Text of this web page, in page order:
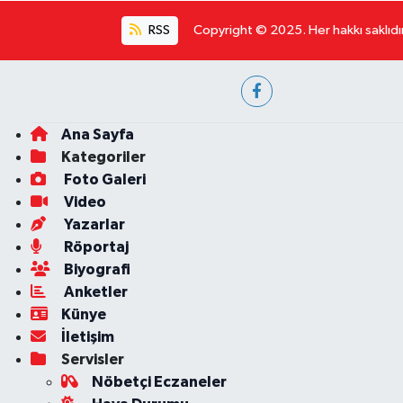
RSS Copyright © 2025. Her hakkı
Ana Sayfa
Kategoriler
Foto Galeri
Video
Yazarlar
Röportaj
Biyografi
Anketler
Künye
İletişim
Servisler
Nöbetçi Eczaneler